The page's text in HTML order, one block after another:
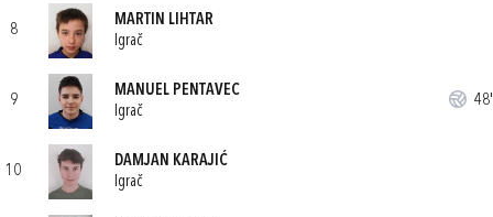
8
MARTIN LIHTAR
Igrač
9
MANUEL PENTAVEC
Igrač
48'
10
DAMJAN KARAJIĆ
Igrač